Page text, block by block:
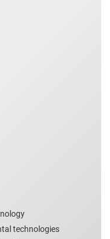
technologies